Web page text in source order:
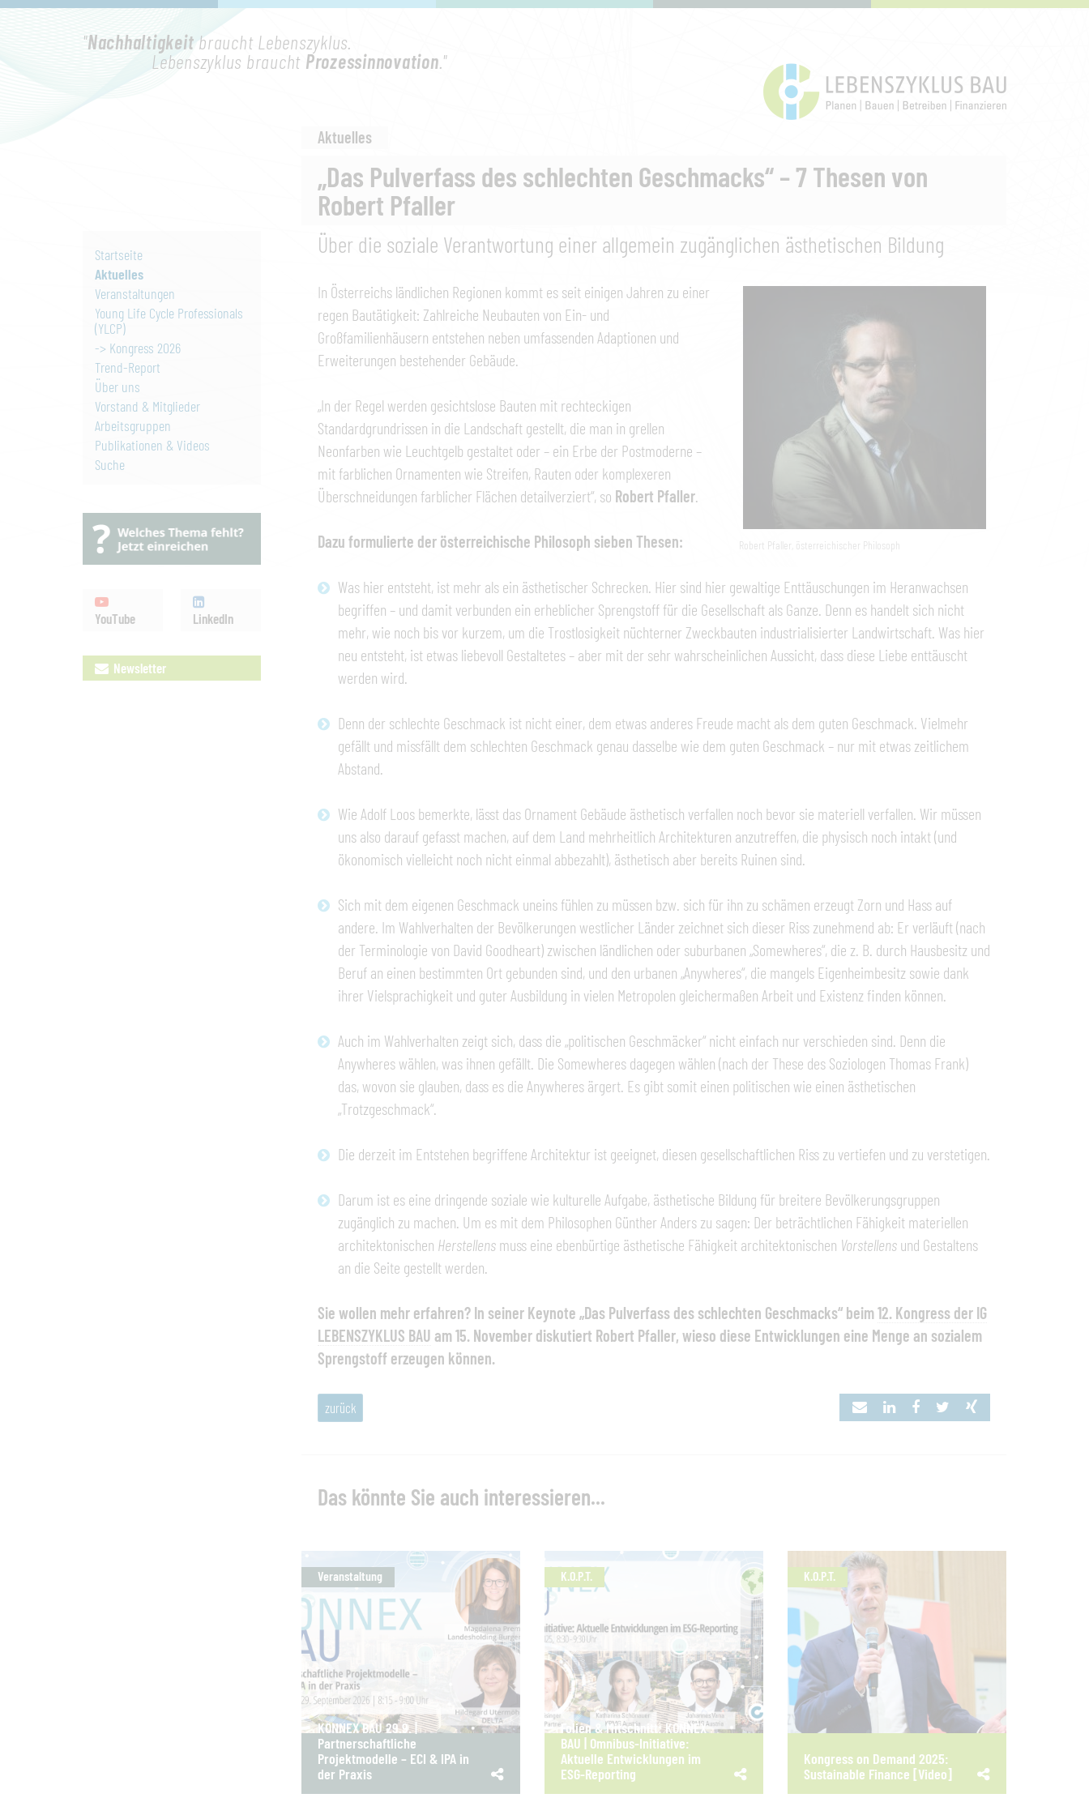
"Nachhaltigkeit braucht Lebenszyklus.
Lebenszyklus braucht Prozessinnovation."
Startseite
Aktuelles
Veranstaltungen
Young Life Cycle Professionals
(YLCP)
-> Kongress 2026
Trend-Report
Über uns
Vorstand & Mitglieder
Arbeitsgruppen
Publikationen & Videos
Suche
YouTube LinkedIn
Newsletter
Aktuelles
„Das Pulverfass des schlechten Geschmacks“ – 7 Thesen von
Robert Pfaller
Über die soziale Verantwortung einer allgemein zugänglichen ästhetischen Bildung
Robert Pfaller, österreichischer Philosoph
In Österreichs ländlichen Regionen kommt es seit einigen Jahren zu einer
regen Bautätigkeit: Zahlreiche Neubauten von Ein- und
Großfamilienhäusern entstehen neben umfassenden Adaptionen und
Erweiterungen bestehender Gebäude.
„In der Regel werden gesichtslose Bauten mit rechteckigen
Standardgrundrissen in die Landschaft gestellt, die man in grellen
Neonfarben wie Leuchtgelb gestaltet oder – ein Erbe der Postmoderne –
mit farblichen Ornamenten wie Streifen, Rauten oder komplexeren
Überschneidungen farblicher Flächen detailverziert“, so Robert Pfaller.
Dazu formulierte der österreichische Philosoph sieben Thesen:
Was hier entsteht, ist mehr als ein ästhetischer Schrecken. Hier sind hier gewaltige Enttäuschungen im Heranwachsen
begriffen – und damit verbunden ein erheblicher Sprengstoff für die Gesellschaft als Ganze. Denn es handelt sich nicht
mehr, wie noch bis vor kurzem, um die Trostlosigkeit nüchterner Zweckbauten industrialisierter Landwirtschaft. Was hier
neu entsteht, ist etwas liebevoll Gestaltetes – aber mit der sehr wahrscheinlichen Aussicht, dass diese Liebe enttäuscht
werden wird.
Denn der schlechte Geschmack ist nicht einer, dem etwas anderes Freude macht als dem guten Geschmack. Vielmehr
gefällt und missfällt dem schlechten Geschmack genau dasselbe wie dem guten Geschmack – nur mit etwas zeitlichem
Abstand.
Wie Adolf Loos bemerkte, lässt das Ornament Gebäude ästhetisch verfallen noch bevor sie materiell verfallen. Wir müssen
uns also darauf gefasst machen, auf dem Land mehrheitlich Architekturen anzutreffen, die physisch noch intakt (und
ökonomisch vielleicht noch nicht einmal abbezahlt), ästhetisch aber bereits Ruinen sind.
Sich mit dem eigenen Geschmack uneins fühlen zu müssen bzw. sich für ihn zu schämen erzeugt Zorn und Hass auf
andere. Im Wahlverhalten der Bevölkerungen westlicher Länder zeichnet sich dieser Riss zunehmend ab: Er verläuft (nach
der Terminologie von David Goodheart) zwischen ländlichen oder suburbanen „Somewheres“, die z. B. durch Hausbesitz und
Beruf an einen bestimmten Ort gebunden sind, und den urbanen „Anywheres“, die mangels Eigenheimbesitz sowie dank
ihrer Vielsprachigkeit und guter Ausbildung in vielen Metropolen gleichermaßen Arbeit und Existenz finden können.
Auch im Wahlverhalten zeigt sich, dass die „politischen Geschmäcker“ nicht einfach nur verschieden sind. Denn die
Anywheres wählen, was ihnen gefällt. Die Somewheres dagegen wählen (nach der These des Soziologen Thomas Frank)
das, wovon sie glauben, dass es die Anywheres ärgert. Es gibt somit einen politischen wie einen ästhetischen
„Trotzgeschmack“.
Die derzeit im Entstehen begriffene Architektur ist geeignet, diesen gesellschaftlichen Riss zu vertiefen und zu verstetigen.
Darum ist es eine dringende soziale wie kulturelle Aufgabe, ästhetische Bildung für breitere Bevölkerungsgruppen
zugänglich zu machen. Um es mit dem Philosophen Günther Anders zu sagen: Der beträchtlichen Fähigkeit materiellen
architektonischen Herstellens muss eine ebenbürtige ästhetische Fähigkeit architektonischen Vorstellens und Gestaltens
an die Seite gestellt werden.
Sie wollen mehr erfahren? In seiner Keynote „Das Pulverfass des schlechten Geschmacks“ beim12. Kongress der IG
LEBENSZYKLUS BAU am 15. November diskutiert Robert Pfaller, wieso diese Entwicklungen eine Menge an sozialem
Sprengstoff erzeugen können.
zurück
Das könnte Sie auch interessieren...
Veranstaltung
KONNEX BAU 29.9. |
Partnerschaftliche
Projektmodelle – ECI & IPA in
der Praxis
K.O.P.T.
Folien & Mitschnitt: KONNEX
BAU | Omnibus-Initiative:
Aktuelle Entwicklungen im
ESG-Reporting
K.O.P.T.
Kongress on Demand 2025:
Sustainable Finance [Video]